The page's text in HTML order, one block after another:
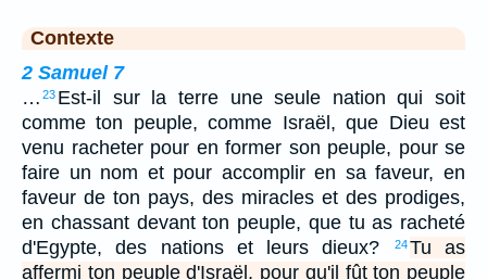
Contexte
2 Samuel 7
… 23 Est-il sur la terre une seule nation qui soit
comme ton peuple, comme Israël, que Dieu est
venu racheter pour en former son peuple, pour se
faire un nom et pour accomplir en sa faveur, en
faveur de ton pays, des miracles et des prodiges,
en chassant devant ton peuple, que tu as racheté
d'Egypte, des nations et leurs dieux?
24Tu as
affermi ton peuple d'Israël, pour qu'il fût ton peuple